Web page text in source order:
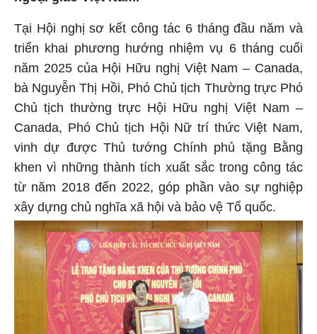
Tại Hội nghị sơ kết công tác 6 tháng đầu năm và
triển khai phương hướng nhiệm vụ 6 tháng cuối
năm 2025 của Hội Hữu nghị Việt Nam – Canada,
bà Nguyễn Thị Hồi, Phó Chủ tịch Thường trực Phó
Chủ tịch thường trực Hội Hữu nghị Việt Nam –
Canada, Phó Chủ tịch Hội Nữ trí thức Việt Nam,
vinh dự được Thủ tướng Chính phủ tặng Bằng
khen vì những thành tích xuất sắc trong công tác
từ năm 2018 đến 2022, góp phần vào sự nghiệp
xây dựng chủ nghĩa xã hội và bảo vệ Tổ quốc.